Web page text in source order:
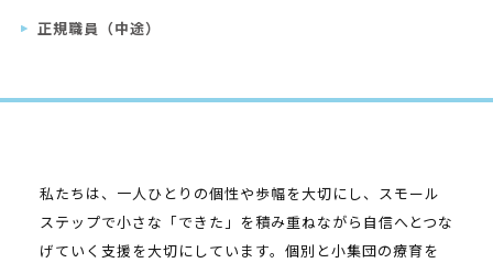
正規職員（中途）
私たちは、一人ひとりの個性や歩幅を大切にし、スモール
ステップで小さな「できた」を積み重ねながら自信へとつな
げていく支援を大切にしています。個別と小集団の療育を